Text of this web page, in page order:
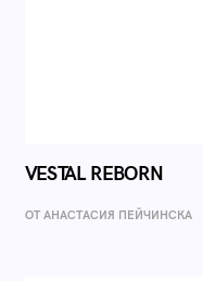
VESTAL REBORN
ОТ AНАСТАСИЯ ПЕЙЧИНСКА